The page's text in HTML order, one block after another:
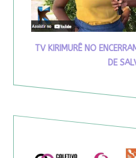
TV KIRIMURÊ NO
DE